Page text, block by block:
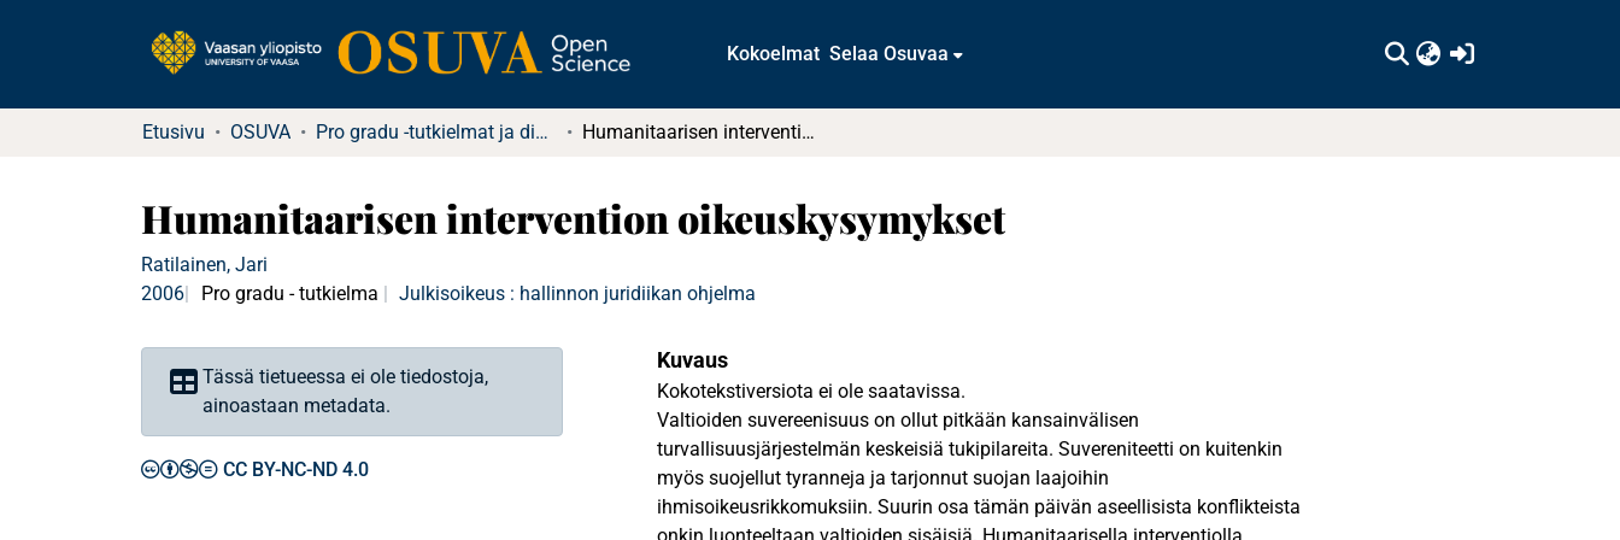
Kokoelmat Selaa Osuvaa
Etusivu OSUVA Pro gradu -tutkielmat ja diplomityöt Humanitaarisen intervention oikeuskysymykset
Humanitaarisen intervention oikeuskysymykset
Ratilainen, Jari
2006
Pro gradu - tutkielma Julkisoikeus : hallinnon juridiikan ohjelma
Tässä tietueessa ei ole tiedostoja,
ainoastaan metadata.
CC BY-NC-ND 4.0
Kuvaus
Kokotekstiversiota ei ole saatavissa.
Valtioiden suvereenisuus on ollut pitkään kansainvälisen
turvallisuusjärjestelmän keskeisiä tukipilareita. Suvereniteetti on kuitenkin
myös suojellut tyranneja ja tarjonnut suojan laajoihin
ihmisoikeusrikkomuksiin. Suurin osa tämän päivän aseellisista konflikteista